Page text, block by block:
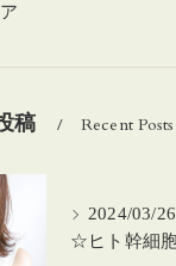
稿 Recent Posts
2024/03/26